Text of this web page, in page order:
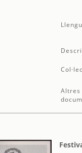
Altres